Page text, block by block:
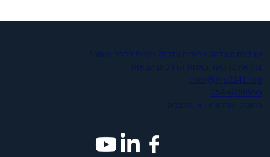
יש לכם שאלה? צריכים עזרה? רוצים לדבר איתנו?
צרו איתנו קשר באחת הדרכים הבאות
elior@mp2141.org
054-6989995
כתובת - נורדאו 73 א׳, הרצליה